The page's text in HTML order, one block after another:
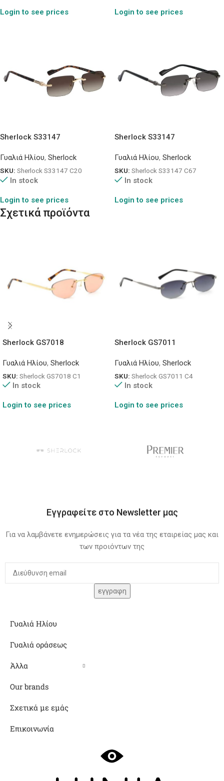
Login to see prices Login to see prices
Sherlock S33147
Γυαλιά Ηλίου, Sherlock
SKU: Sherlock S33147 C20
In stock
Login to see prices
Sherlock S33147
Γυαλιά Ηλίου, Sherlock
SKU: Sherlock S33147 C67
In stock
Login to see prices
Σχετικά προϊόντα
Sherlock GS7018
Γυαλιά Ηλίου, Sherlock
SKU: Sherlock GS7018 C1
In stock
Login to see prices
Sherlock GS7011
Γυαλιά Ηλίου, Sherlock
SKU: Sherlock GS7011 C4
In stock
Login to see prices
Εγγραφείτε στο Newsletter μας
Για να λαμβάνετε ενημερώσεις για τα νέα της εταιρείας μας και
των προιόντων της
Γυαλιά Ηλίου
Γυαλιά οράσεως
Άλλα
Our brands
Σχετικά με εμάς
Επικοινωνία